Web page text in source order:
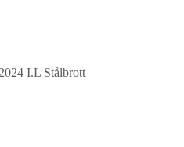
I.L Stålbrott